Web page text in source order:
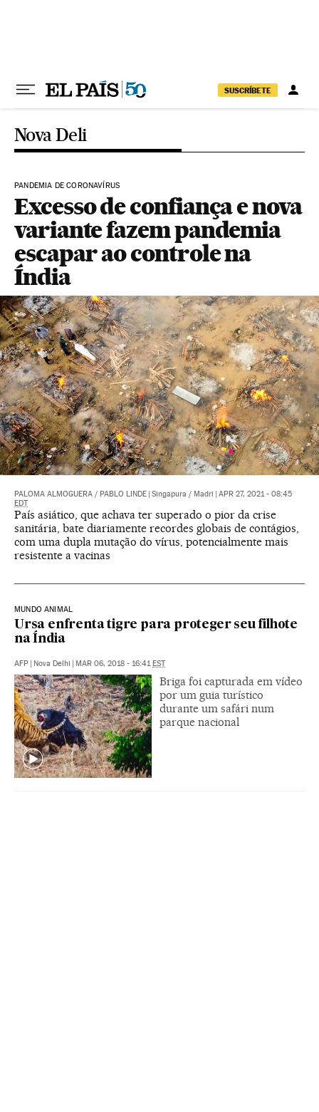
SUSCRÍBETE
Nova Deli
PANDEMIA DE CORONAVÍRUS
Excesso de confiança e nova
variante fazem pandemia
escapar ao controle na
Índia
PALOMA ALMOGUERA / PABLO LINDE Singapura / Madri
APR 27, 2021 - 08:45
EDT
País asiático, que achava ter superado o pior da crise
sanitária, bate diariamente recordes globais de contágios,
com uma dupla mutação do vírus, potencialmente mais
resistente a vacinas
MUNDO ANIMAL
Ursa enfrenta tigre para proteger seu filhote
na Índia
AFP Nova Delhi MAR 06, 2018 - 16:41 EST
Briga foi capturada em vídeo
por um guia turístico
durante um safári num
parque nacional